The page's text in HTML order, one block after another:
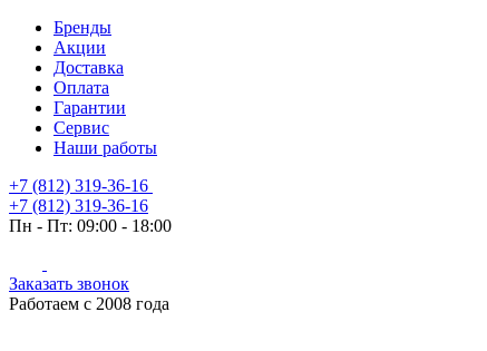
Бренды
Акции
Доставка
Оплата
Гарантии
Сервис
Наши работы
+7 (812) 319-36-16
+7 (812) 319-36-16
Пн - Пт: 09:00 - 18:00
Заказать звонок
Работаем с 2008 года